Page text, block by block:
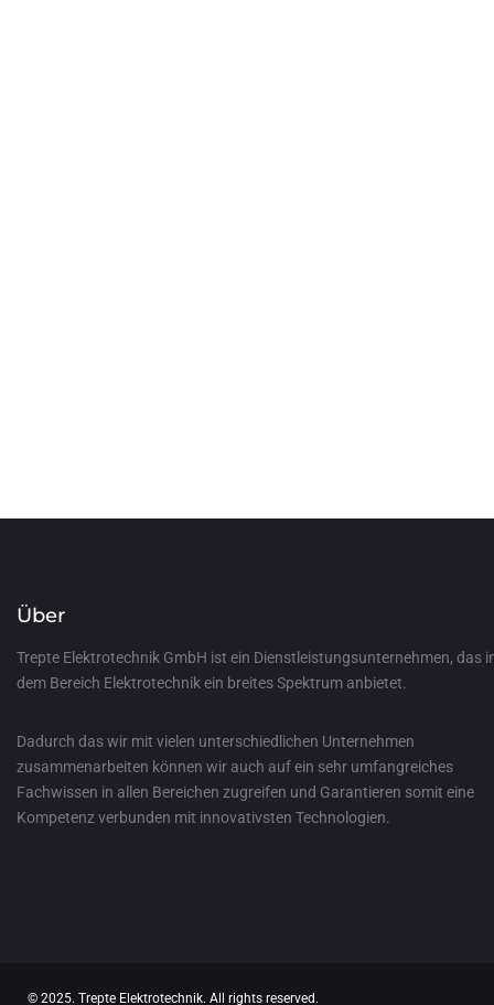
Über
Trepte Elektrotechnik GmbH ist ein Dienstleistungsunternehmen, das
dem Bereich Elektrotechnik ein breites Spektrum anbietet.
Dadurch das wir mit vielen unterschiedlichen Unternehmen
zusammenarbeiten können wir auch auf ein sehr umfangreiches
Fachwissen in allen Bereichen zugreifen und Garantieren somit eine
Kompetenz verbunden mit innovativsten Technologien.
© 2025. Trepte Elektrotechnik. All rights reserved.